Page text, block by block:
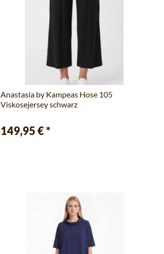
Anastasia by Kampeas Hose 105
Viskosejersey schwarz
149,95 €*